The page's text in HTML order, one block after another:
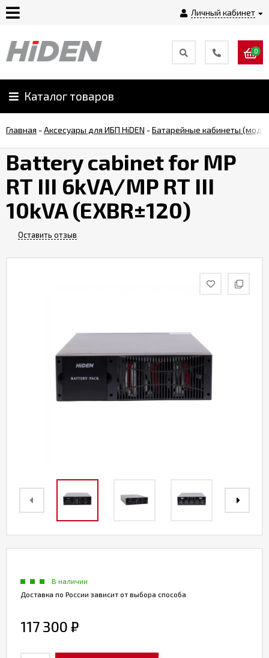
Личный кабинет
Главная
О
Оплата
Монтаж
Калькулятор
0
Каталог товаров
Главная -Аксесуары для ИБП HiDEN -Батарейные кабинеты
Battery cabinet for MP
RT III 6kVA/MP RT III
10kVA (EXBR±120)
Оставить отзыв
В наличии
Доставка по России зависит от выбора способа
117 300 ₽